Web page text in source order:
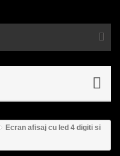
Ecran afisaj cu led 4 digiti si